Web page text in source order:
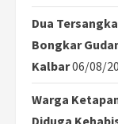
Dua
Bongkar
Kalbar06/08/
Warga
Diduga